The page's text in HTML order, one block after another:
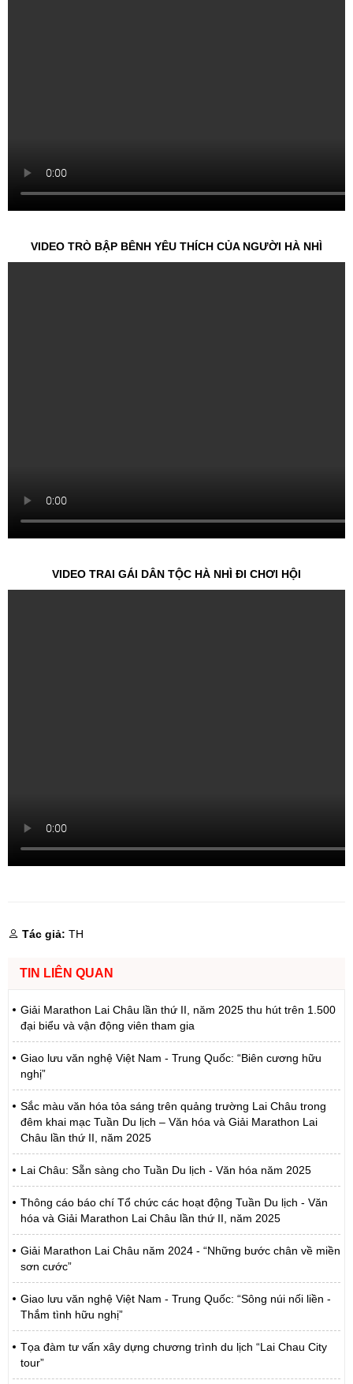
VIDEO TRÒ BẬP BÊNH YÊU THÍCH CỦA NGƯỜI HÀ NHÌ
VIDEO TRAI GÁI DÂN TỘC HÀ NHÌ ĐI CHƠI HỘI
Tác giả: TH
TIN LIÊN QUAN
Giải Marathon Lai Châu lần thứ II, năm 2025 thu hút trên 1.500
đại biểu và vận động viên tham gia
Giao lưu văn nghệ Việt Nam - Trung Quốc: “Biên cương hữu
nghị”
Sắc màu văn hóa tỏa sáng trên quảng trường Lai Châu trong
đêm khai mạc Tuần Du lịch – Văn hóa và Giải Marathon Lai
Châu lần thứ II, năm 2025
Lai Châu: Sẵn sàng cho Tuần Du lịch - Văn hóa năm 2025
Thông cáo báo chí Tổ chức các hoạt động Tuần Du lịch - Văn
hóa và Giải Marathon Lai Châu lần thứ II, năm 2025
Giải Marathon Lai Châu năm 2024 - “Những bước chân về miền
sơn cước”
Giao lưu văn nghệ Việt Nam - Trung Quốc: “Sông núi nối liền -
Thắm tình hữu nghị”
Tọa đàm tư vấn xây dựng chương trình du lịch “Lai Chau City
tour”